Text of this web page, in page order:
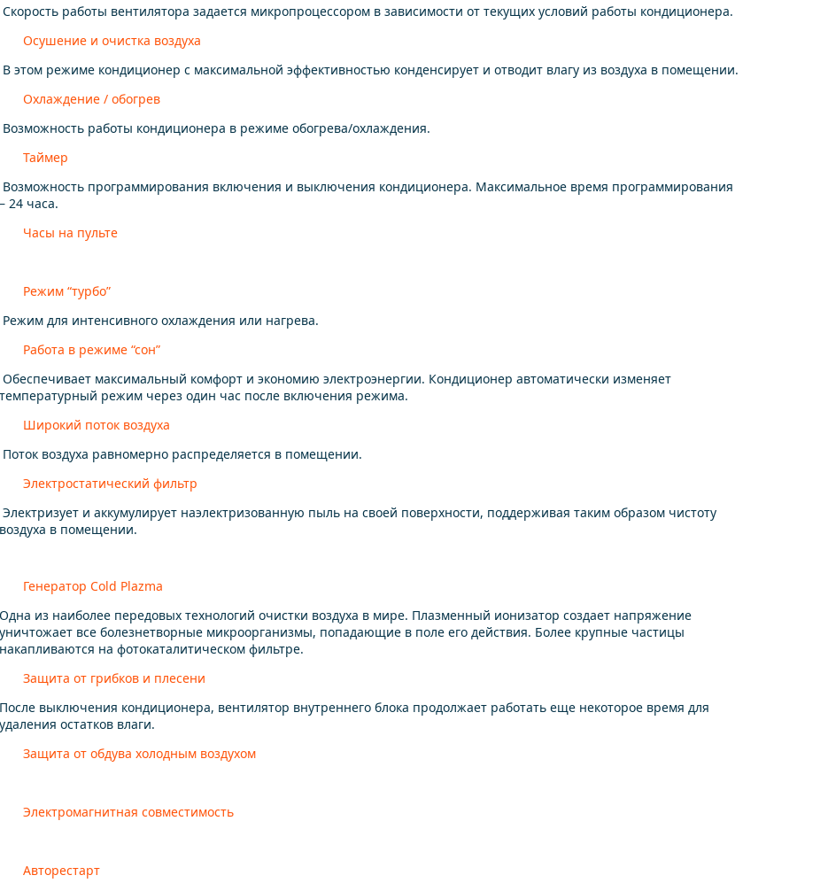
Скорость работы вентилятора задается микропроцессором в зависимости от текущих условий работы кондиционера.
Осушение и очистка воздуха
В этом режиме кондиционер с максимальной эффективностью конденсирует и отводит влагу из воздуха в помещении.
Охлаждение / обогрев
Возможность работы кондиционера в режиме обогрева/охлаждения.
Таймер
Возможность программирования включения и выключения кондиционера. Максимальное время программирования
– 24 часа.
Часы на пульте
Режим “турбо”
Режим для интенсивного охлаждения или нагрева.
Работа в режиме “сон”
Обеспечивает максимальный комфорт и экономию электроэнергии. Кондиционер автоматически изменяет
температурный режим через один час после включения режима.
Широкий поток воздуха
Поток воздуха равномерно распределяется в помещении.
Электростатический фильтр
Электризует и аккумулирует наэлектризованную пыль на своей поверхности, поддерживая таким образом чистоту
воздуха в помещении.
Генератор Cold Plazma
Одна из наиболее передовых технологий очистки воздуха в мире. Плазменный ионизатор создает напряжение
уничтожает все болезнетворные микроорганизмы, попадающие в поле его действия. Более крупные частицы
накапливаются на фотокаталитическом фильтре.
Защита от грибков и плесени
После выключения кондиционера, вентилятор внутреннего блока продолжает работать еще некоторое время для
удаления остатков влаги.
Защита от обдува холодным воздухом
Электромагнитная совместимость
Авторестарт